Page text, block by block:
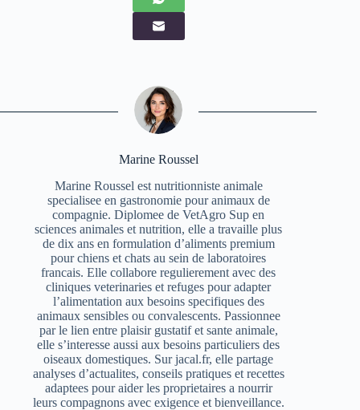
Marine Roussel
Marine Roussel est nutritionniste animale
specialisee en gastronomie pour animaux de
compagnie. Diplomee de VetAgro Sup en
sciences animales et nutrition, elle a travaille plus
de dix ans en formulation d’aliments premium
pour chiens et chats au sein de laboratoires
francais. Elle collabore regulierement avec des
cliniques veterinaries et refuges pour adapter
l’alimentation aux besoins specifiques des
animaux sensibles ou convalescents. Passionnee
par le lien entre plaisir gustatif et sante animale,
elle s’interesse aussi aux besoins particuliers des
oiseaux domestiques. Sur jacal.fr, elle partage
analyses d’actualites, conseils pratiques et recettes
adaptees pour aider les proprietaires a nourrir
leurs compagnons avec exigence et bienveillance.